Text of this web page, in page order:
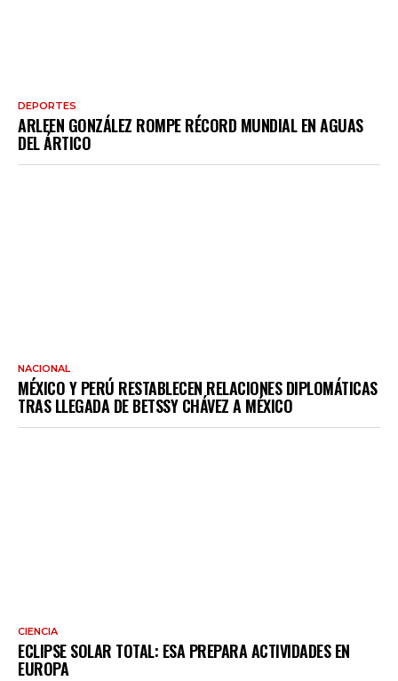
DEPORTES
ARLEEN GONZÁLEZ ROMPE RÉCORD MUNDIAL EN AGUAS
DEL ÁRTICO
NACIONAL
MÉXICO Y PERÚ RESTABLECEN RELACIONES DIPLOMÁTICAS
TRAS LLEGADA DE BETSSY CHÁVEZ A MÉXICO
CIENCIA
ECLIPSE SOLAR TOTAL: ESA PREPARA ACTIVIDADES EN
EUROPA